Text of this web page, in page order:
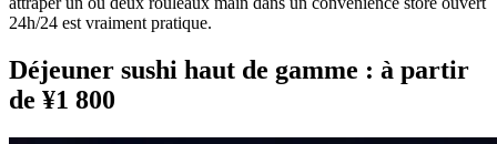
24h/24 est vraiment pratique.
Déjeuner sushi haut de gamme : à partir
de ¥1 800